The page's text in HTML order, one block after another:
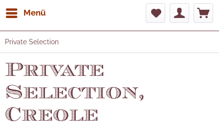
Menü
Private Selection
Private
Selection,
Creole